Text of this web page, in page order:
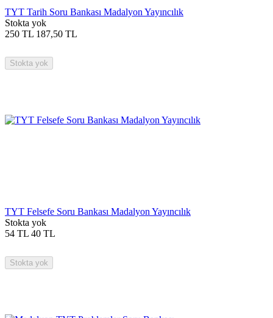
TYT Tarih Soru Bankası Madalyon Yayıncılık
Stokta yok
250 TL 187,50 TL
Stokta yok
TYT Felsefe Soru Bankası Madalyon Yayıncılık
Stokta yok
54 TL 40 TL
Stokta yok